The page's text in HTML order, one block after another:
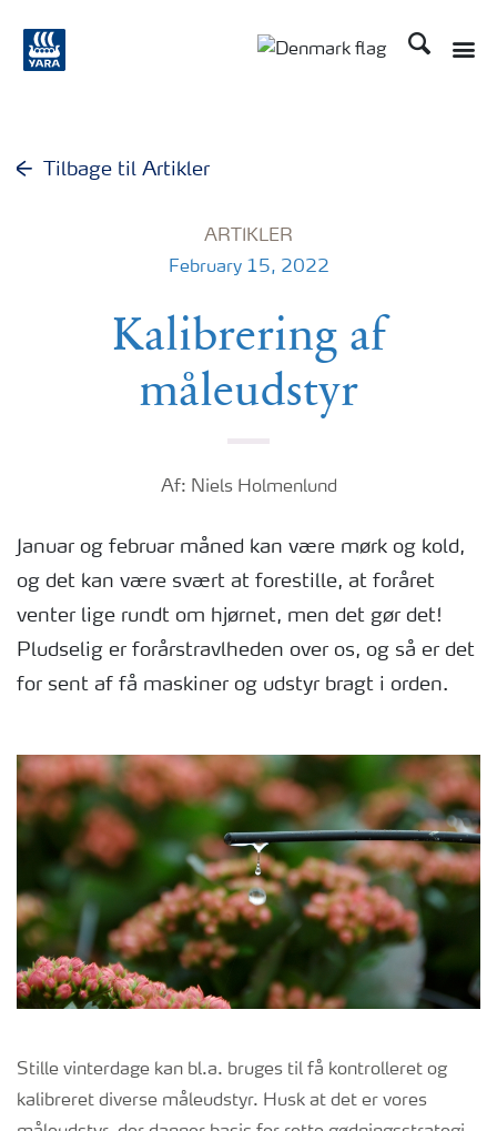
Søg
Tilbage til Artikler
ARTIKLER
February 15, 2022
Kalibrering af
måleudstyr
Af: Niels Holmenlund
Januar og februar måned kan være mørk og kold,
og det kan være svært at forestille, at foråret
venter lige rundt om hjørnet, men det gør det!
Pludselig er forårstravlheden over os, og så er det
for sent af få maskiner og udstyr bragt i orden.
Stille vinterdage kan bl.a. bruges til få kontrolleret og
kalibreret diverse måleudstyr. Husk at det er vores